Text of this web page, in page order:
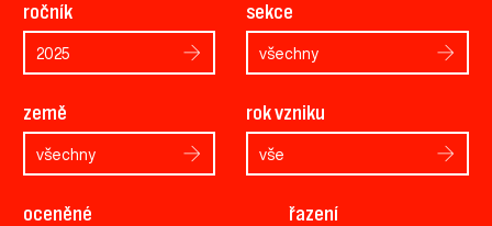
ročník
2025
sekce
všechny
země
všechny
rok vzniku
vše
oceněné řazení